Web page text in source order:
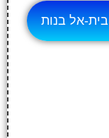
אל בנות